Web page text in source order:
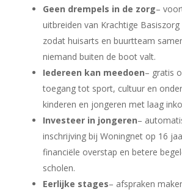
Geen drempels in de zorg–
uitbreiden van Krachtige
zodat huisarts en buurtteam
niemand buiten de boot valt.
Iedereen kan meedoen– gratis
toegang tot sport, cultuur en
kinderen en jongeren met laag
Investeer in jongeren–
inschrijving bij Woningnet op 16
financiële overstap en betere
scholen.
Eerlijke stages– afspraken